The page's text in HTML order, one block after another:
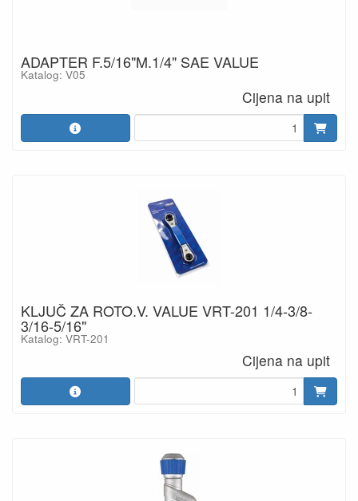
ADAPTER F.5/16"M.1/4" SAE VALUE
Katalog: V05
Cijena na upit
KLJUČ ZA ROTO.V. VALUE VRT-201 1/4-3/8-
3/16-5/16"
Katalog: VRT-201
Cijena na upit